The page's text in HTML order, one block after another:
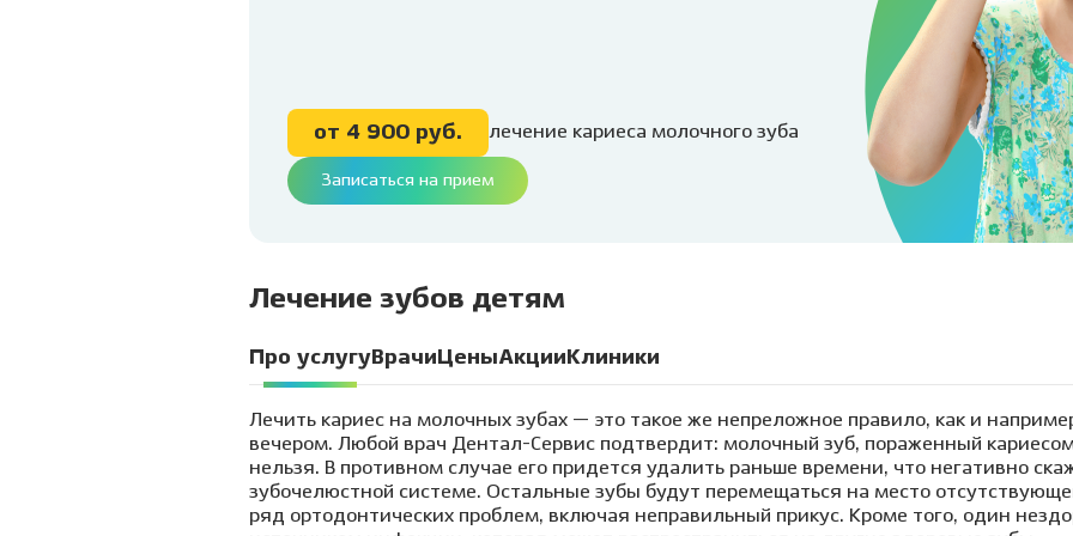
Лечение детей под
Лечение детей под
седацией
детям
Подростковая
стоматология
Мостовидный протез
Съемное протезирование
Хирургическая
Лечение под
Лечение под
Удаление
Удаление
Удаление
Детский стоматолог-
хирург
от 4 900 руб. лечение кариеса молочного зуба
Записаться на прием
Лечение зубов детям
Про услугуВрачи ЦеныАкции Клиники
Лечить кариес на молочных зубах — это такое же непреложное правило, как и
вечером. Любой врач Дентал-Сервис подтвердит: молочный зуб, пораженный
нельзя. В противном случае его придется удалить раньше времени, что негативно
зубочелюстной системе. Остальные зубы будут перемещаться на место
ряд ортодонтических проблем, включая неправильный прикус. Кроме того, один